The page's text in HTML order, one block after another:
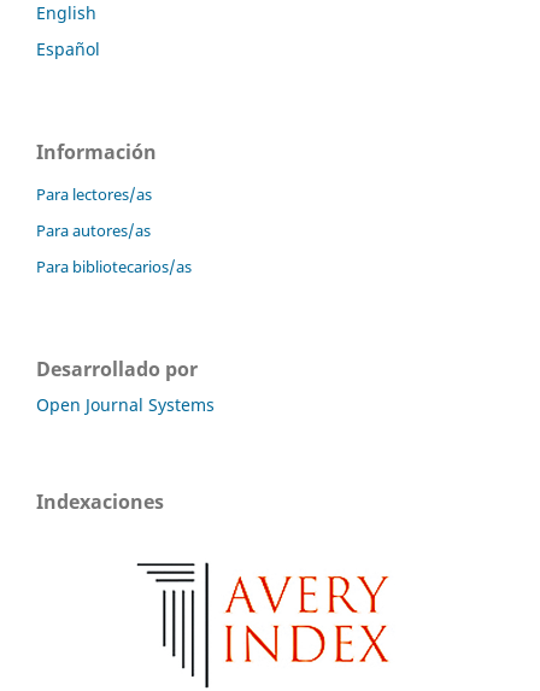
English
Español
Información
Para lectores/as
Para autores/as
Para bibliotecarios/as
Desarrollado por
Open Journal Systems
Indexaciones